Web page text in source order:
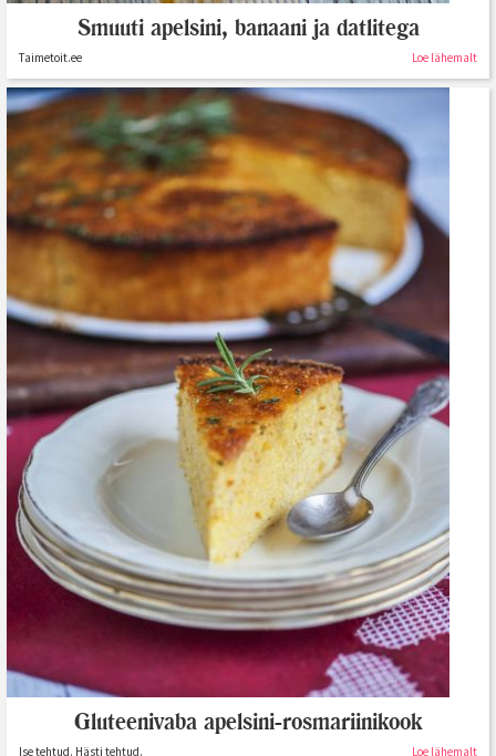
Smuuti apelsini, banaani ja datlitega
Taimetoit.ee Loe lähemalt
Gluteenivaba apelsini-rosmariinikook
Ise tehtud. Hästi tehtud. Loe lähemalt